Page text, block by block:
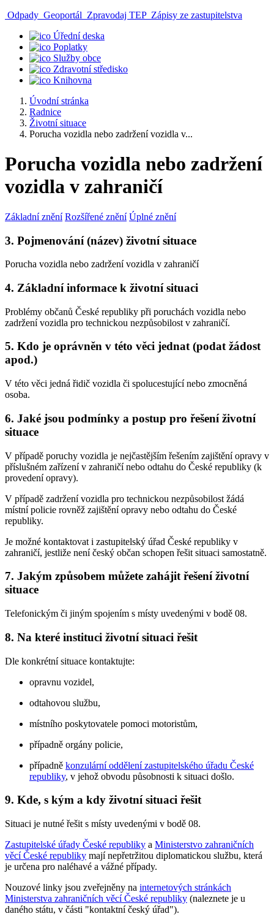
Odpady Geoportál Zpravodaj TEP Zápisy ze zastupitelstva
Úřední deska
Poplatky
Služby obce
Zdravotní středisko
Knihovna
Úvodní stránka
Radnice
Životní situace
Porucha vozidla nebo zadržení vozidla v...
Porucha vozidla nebo zadržení
vozidla v zahraničí
Základní znění Rozšířené znění Úplné znění
3. Pojmenování (název) životní situace
Porucha vozidla nebo zadržení vozidla v zahraničí
4. Základní informace k životní situaci
Problémy občanů České republiky při poruchách vozidla nebo
zadržení vozidla pro technickou nezpůsobilost v zahraničí.
5. Kdo je oprávněn v této věci jednat (podat žádost
apod.)
V této věci jedná řidič vozidla či spolucestující nebo zmocněná
osoba.
6. Jaké jsou podmínky a postup pro řešení životní
situace
V případě poruchy vozidla je nejčastějším řešením zajištění opravy v
příslušném zařízení v zahraničí nebo odtahu do České republiky (k
provedení opravy).
V případě zadržení vozidla pro technickou nezpůsobilost žádá
místní policie rovněž zajištění opravy nebo odtahu do České
republiky.
Je možné kontaktovat i zastupitelský úřad České republiky v
zahraničí, jestliže není český občan schopen řešit situaci samostatně.
7. Jakým způsobem můžete zahájit řešení životní
situace
Telefonickým či jiným spojením s místy uvedenými v bodě 08.
8. Na které instituci životní situaci řešit
Dle konkrétní situace kontaktujte:
opravnu vozidel,
odtahovou službu,
místního poskytovatele pomoci motoristům,
případně orgány policie,
případně konzulární oddělení zastupitelského úřadu České
republiky, v jehož obvodu působnosti k situaci došlo.
9. Kde, s kým a kdy životní situaci řešit
Situaci je nutné řešit s místy uvedenými v bodě 08.
Zastupitelské úřady České republiky a Ministerstvo zahraničních
věcí České republiky mají nepřetržitou diplomatickou službu, která
je určena pro naléhavé a vážné případy.
Nouzové linky jsou zveřejněny na internetových stránkách
Ministerstva zahraničních věcí České republiky (naleznete je u
daného státu, v části "kontaktní český úřad").